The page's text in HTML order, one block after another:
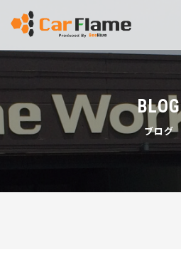
BLOG
ブログ